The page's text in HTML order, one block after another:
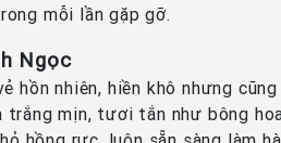
mỗi lần gặp gỡ.
Ngọc
nhiên, hiền khô nhưng cũng
trắng mịn, tươi tắn như bông